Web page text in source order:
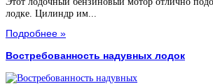
лодке. Цилиндр им...
Подробнее »
Востребованность надувных лодок